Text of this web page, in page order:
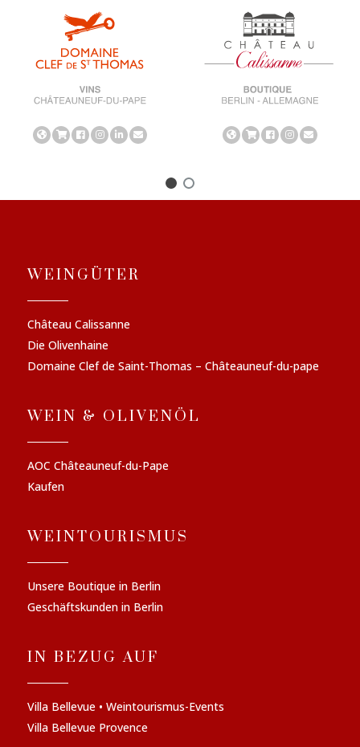
WEINGÜTER
Château Calissanne
Die Olivenhaine
Domaine Clef de Saint-Thomas – Châteauneuf-du-pape
WEIN & OLIVENÖL
AOC Châteauneuf-du-Pape
Kaufen
WEINTOURISMUS
Unsere Boutique in Berlin
Geschäftskunden in Berlin
IN BEZUG AUF
Villa Bellevue • Weintourismus-Events
Villa Bellevue Provence